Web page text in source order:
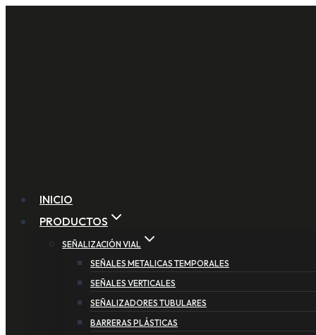
INICIO
PRODUCTOS
SEÑALIZACIÓN VIAL
SEÑALES METALICAS TEMPORALES
SEÑALES VERTICALES
SEÑALIZADORES TUBULARES
BARRERAS PLÁSTICAS